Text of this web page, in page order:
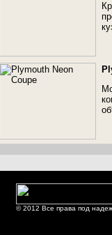
© 2012 Все права под